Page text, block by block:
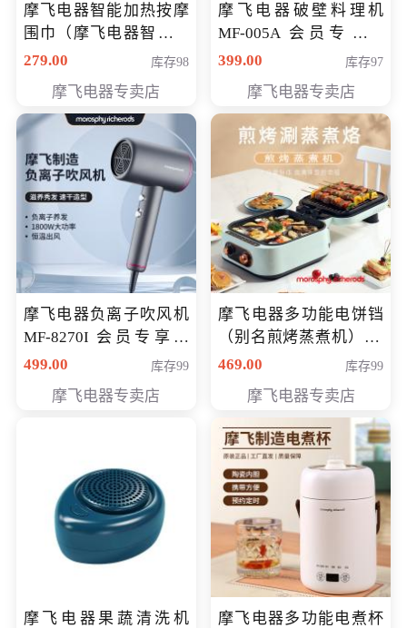
摩飞电器智能加热按摩
围巾（摩飞电器智能加
热按摩围脖） 会员专享
279.00 库存98
摩飞电器专卖店
摩飞电器破壁料理机
MF-005A 会员专享价
198元
399.00 库存97
摩飞电器专卖店
摩飞电器负离子吹风机
MF-8270I 会员专享价
369元
499.00 库存99
摩飞电器专卖店
摩飞电器多功能电饼铛
（别名煎烤蒸煮机） 型
号MF-8888B 会员专享
469.00 库存99
摩飞电器专卖店
摩飞电器果蔬清洗机
摩飞电器多功能电煮杯